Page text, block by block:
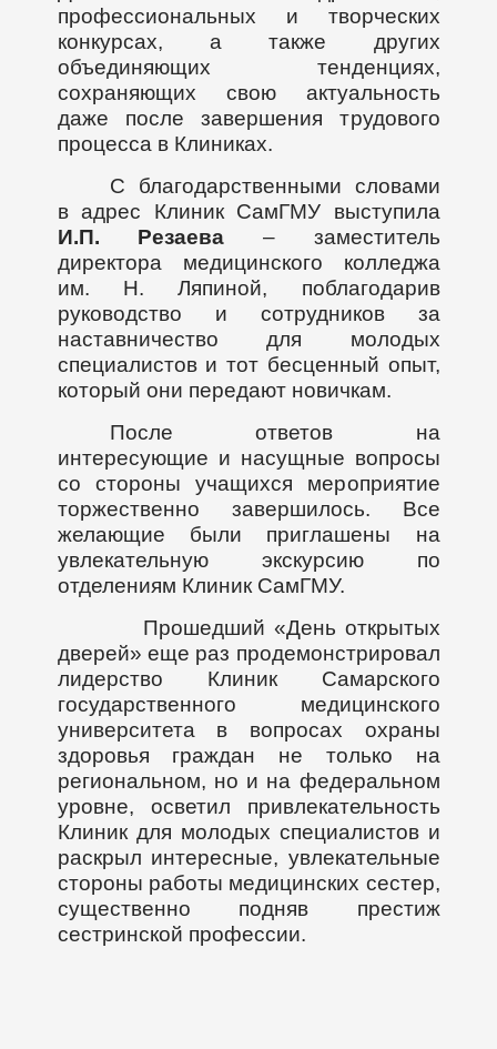
профессиональных и творческих
конкурсах, а также других
объединяющих тенденциях,
сохраняющих свою актуальность
даже после завершения трудового
процесса в Клиниках.
С благодарственными словами
в адрес Клиник СамГМУ выступила
И.П. Резаева – заместитель
директора медицинского колледжа
им. Н. Ляпиной, поблагодарив
руководство и сотрудников за
наставничество для молодых
специалистов и тот бесценный опыт,
который они передают новичкам.
После ответов на
интересующие и насущные вопросы
со стороны учащихся мероприятие
торжественно завершилось. Все
желающие были приглашены на
увлекательную экскурсию по
отделениям Клиник СамГМУ.
Прошедший «День открытых
дверей» еще раз продемонстрировал
лидерство Клиник Самарского
государственного медицинского
университета в вопросах охраны
здоровья граждан не только на
региональном, но и на федеральном
уровне, осветил привлекательность
Клиник для молодых специалистов и
раскрыл интересные, увлекательные
стороны работы медицинских сестер,
существенно подняв престиж
сестринской профессии.